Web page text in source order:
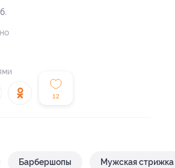
12
Барбершопы Мужская стрижка